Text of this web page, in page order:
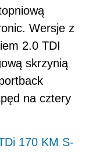
Wersje z
2.0 TDI
skrzynią
na cztery
170 KM S-